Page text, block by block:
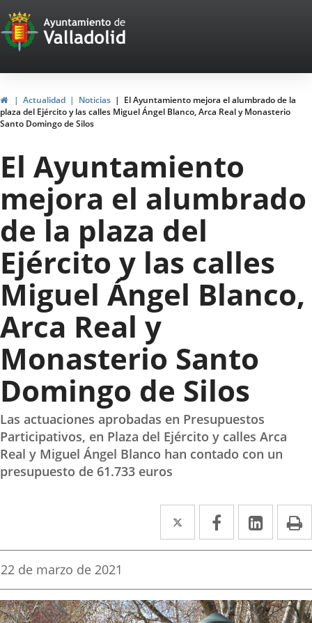
Portal
Web
del
Ayuntamiento
de
Valladolid
InicioActualidad Noticias
El Ayuntamiento mejora el alumbrado de la
plaza del Ejército y las calles Miguel Ángel Blanco, Arca Real y Monasterio
Santo Domingo de Silos
El Ayuntamiento
mejora el alumbrado
de la plaza del
Ejército y las calles
Miguel Ángel Blanco,
Arca Real y
Monasterio Santo
Domingo de Silos
Las actuaciones aprobadas en Presupuestos
Participativos, en Plaza del Ejército y calles Arca
Real y Miguel Ángel Blanco han contado con un
presupuesto de 61.733 euros
Twitter
Enlace
a
aplicación
externa.
Facebook
Enlace
a
aplicación
externa.
Enlace
a
Fecha
la
noticia
22 de marzo de 2021